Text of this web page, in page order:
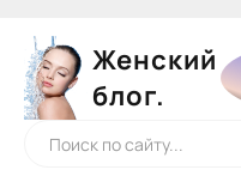
Женский
блог.